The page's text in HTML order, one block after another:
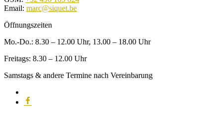
Email: marc@siquet.be
Öffnungszeiten
Mo.-Do.: 8.30 – 12.00 Uhr, 13.00 – 18.00 Uhr
Freitags: 8.30 – 12.00 Uhr
Samstags & andere Termine nach Vereinbarung